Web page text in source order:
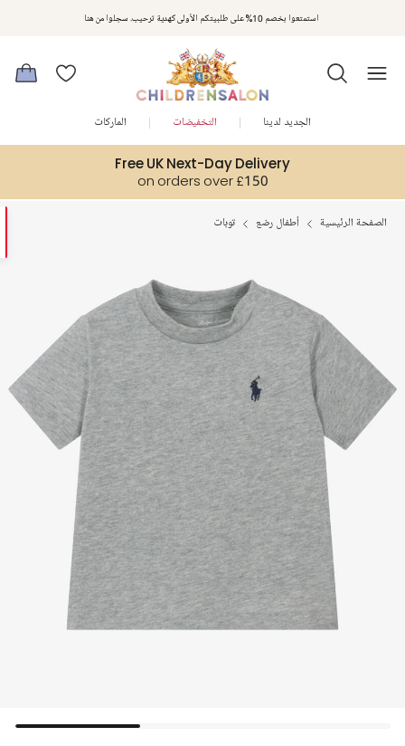
استمتعوا بخصم 10% على طلبيتكم الأولى كهدية ترحيب. سجلوا من هنا
Free UK Next-Day Delivery
on orders over £150
الجديد لدينا التخفيضات الماركات
الصفحة الرئيسية أطفال رضع توبات